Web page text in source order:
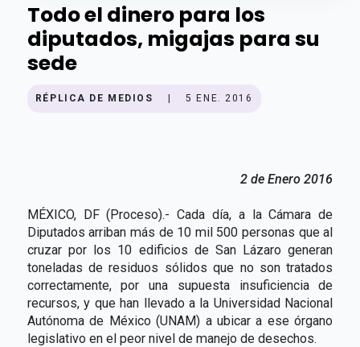
Todo el dinero para los
diputados, migajas para su
sede
RÉPLICA DE MEDIOS 5 ENE. 2016
2 de Enero 2016
MÉXICO, DF (Proceso).- Cada día, a la Cámara de
Dipu­tados arriban más de 10 mil 500 personas que al
cruzar por los 10 edificios de San Lázaro generan
toneladas de residuos sólidos que no son tratados
correctamente, por una supuesta insuficiencia de
recursos, y que han llevado a la Universidad Nacional
Autónoma de México (UNAM) a ubicar a ese órgano
legislativo en el peor nivel de manejo de desechos.